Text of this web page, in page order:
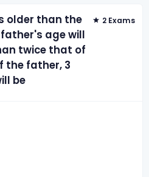
older than the
age will
twice that of
the father, 3
be
2 Exams